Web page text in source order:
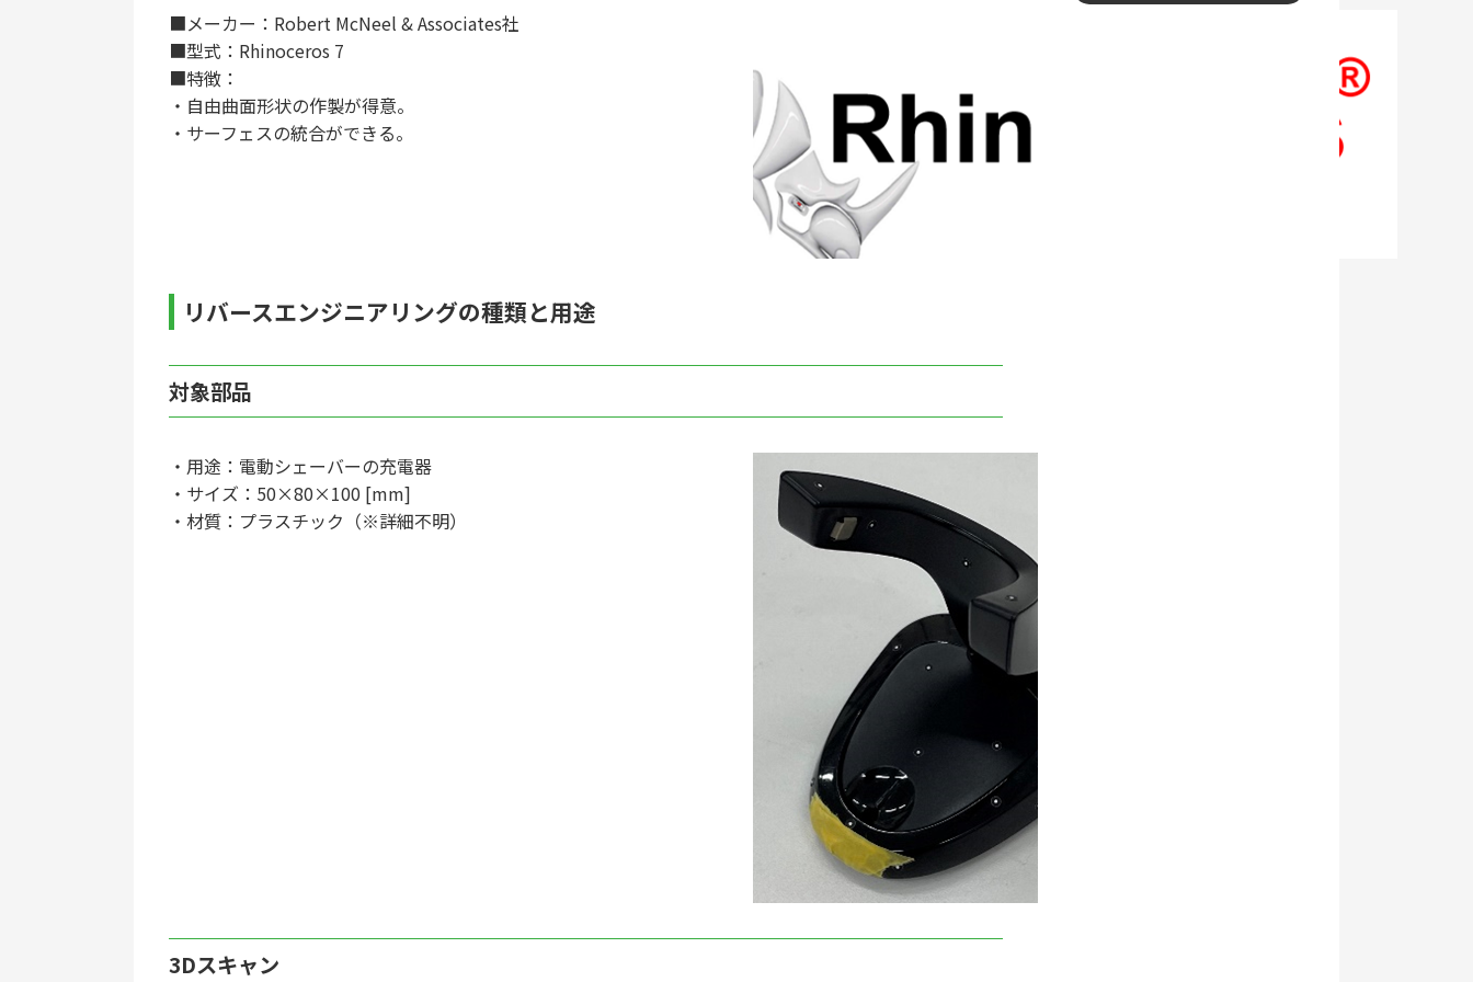
■メーカー：Robert McNeel & Associates社
■型式：Rhinoceros 7
■特徴：
・自由曲面形状の作製が得意。
・サーフェスの統合ができる。
リバースエンジニアリングの種類と用途
対象部品
・用途：電動シェーバーの充電器
・サイズ：50×80×100 [mm]
・材質：プラスチック（※詳細不明）
3Dスキャン